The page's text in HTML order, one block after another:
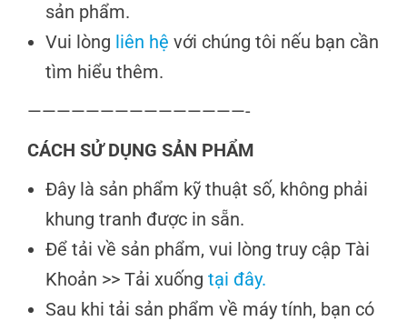
sản phẩm.
Vui lòng liên hệ với chúng tôi nếu bạn cần
tìm hiểu thêm.
———————————————-
CÁCH SỬ DỤNG SẢN PHẨM
Đây là sản phẩm kỹ thuật số, không phải
khung tranh được in sẵn.
Để tải về sản phẩm, vui lòng truy cập Tài
Khoản >> Tải xuống tại đây.
Sau khi tải sản phẩm về máy tính, bạn có